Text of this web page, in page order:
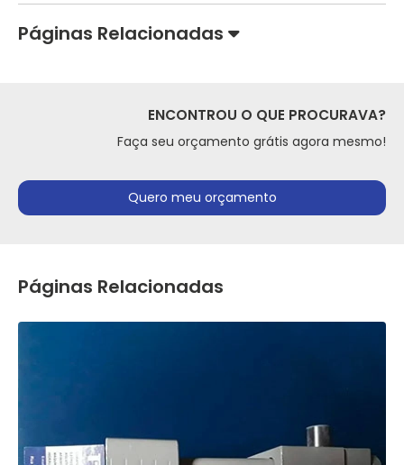
Páginas Relacionadas
ENCONTROU O QUE PROCURAVA?
Faça seu orçamento grátis agora mesmo!
Quero meu orçamento
Páginas Relacionadas